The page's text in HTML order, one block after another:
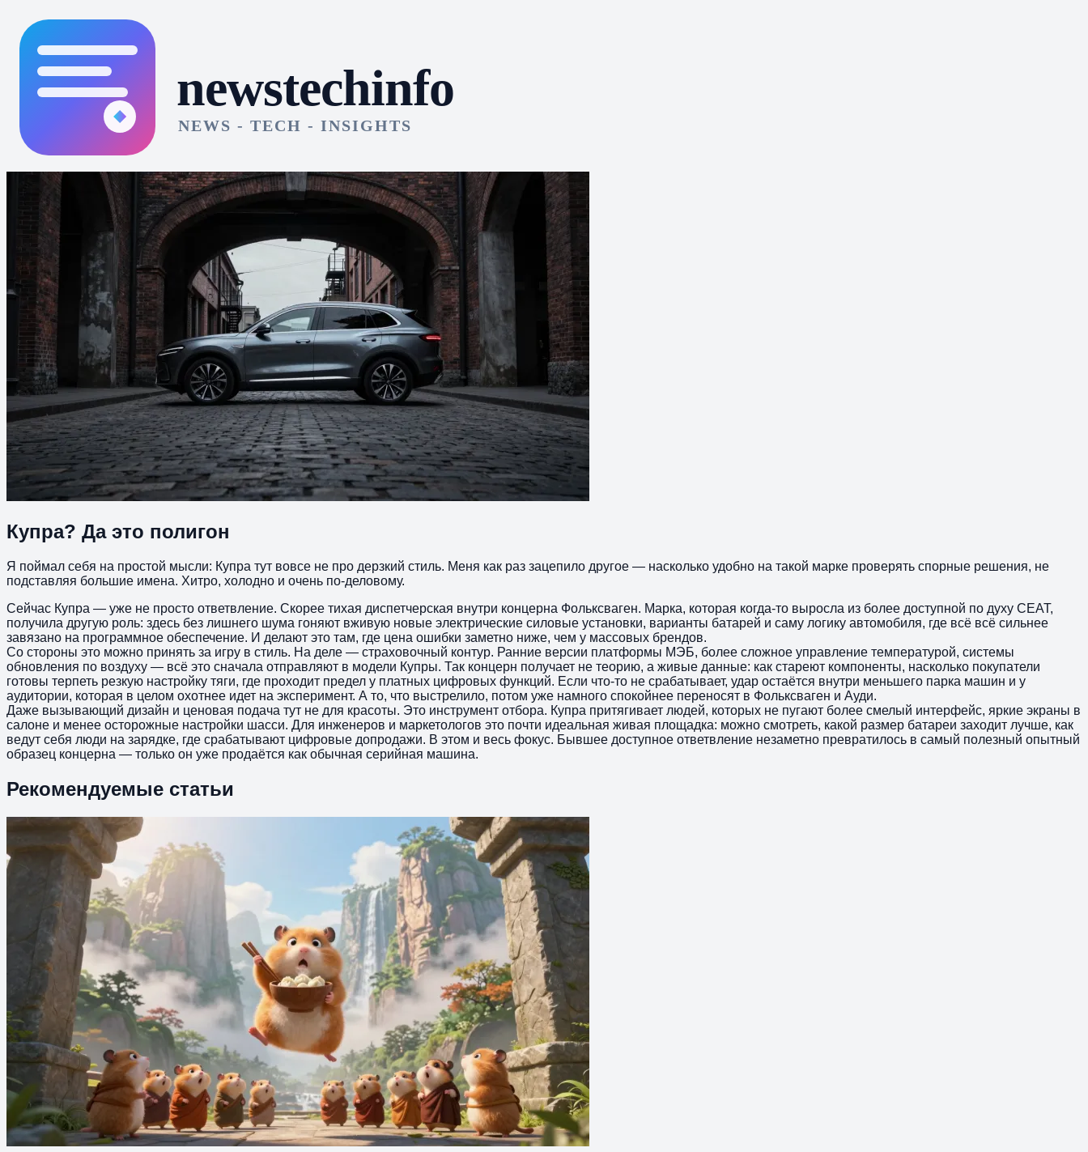
Купра? Да это полигон
Я поймал себя на простой мысли: Купра тут вовсе не про дерзкий стиль. Меня как раз зацепило другое — насколько удобно на такой марке проверять спорные решения, не
подставляя большие имена. Хитро, холодно и очень по-деловому.
Сейчас Купра — уже не просто ответвление. Скорее тихая диспетчерская внутри концерна Фольксваген. Марка, которая когда-то выросла из более доступной по духу СЕАТ,
получила другую роль: здесь без лишнего шума гоняют вживую новые электрические силовые установки, варианты батарей и саму логику автомобиля, где всё всё сильнее
завязано на программное обеспечение. И делают это там, где цена ошибки заметно ниже, чем у массовых брендов.
Со стороны это можно принять за игру в стиль. На деле — страховочный контур. Ранние версии платформы МЭБ, более сложное управление температурой, системы
обновления по воздуху — всё это сначала отправляют в модели Купры. Так концерн получает не теорию, а живые данные: как стареют компоненты, насколько покупатели
готовы терпеть резкую настройку тяги, где проходит предел у платных цифровых функций. Если что-то не срабатывает, удар остаётся внутри меньшего парка машин и у
аудитории, которая в целом охотнее идет на эксперимент. А то, что выстрелило, потом уже намного спокойнее переносят в Фольксваген и Ауди.
Даже вызывающий дизайн и ценовая подача тут не для красоты. Это инструмент отбора. Купра притягивает людей, которых не пугают более смелый интерфейс, яркие экраны в
салоне и менее осторожные настройки шасси. Для инженеров и маркетологов это почти идеальная живая площадка: можно смотреть, какой размер батареи заходит лучше, как
ведут себя люди на зарядке, где срабатывают цифровые допродажи. В этом и весь фокус. Бывшее доступное ответвление незаметно превратилось в самый полезный опытный
образец концерна — только он уже продаётся как обычная серийная машина.
Рекомендуемые статьи